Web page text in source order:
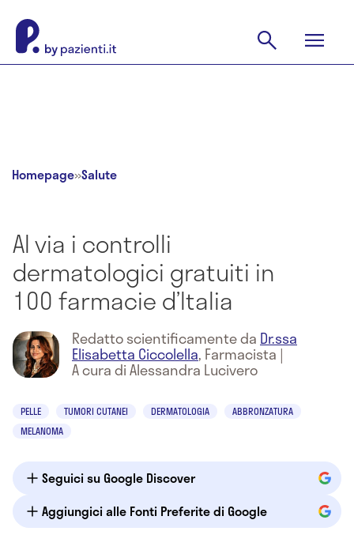
Homepage»Salute
Al via i controlli
dermatologici gratuiti in
100 farmacie d’Italia
Redatto scientificamente da Dr.ssa
Elisabetta Ciccolella, Farmacista |
A cura di Alessandra Lucivero
PELLE TUMORI CUTANEI DERMATOLOGIA
ABBRONZATURA
MELANOMA
Seguici su Google Discover
Aggiungici alle Fonti Preferite di Google